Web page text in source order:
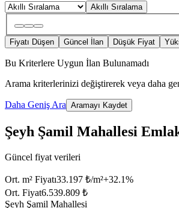
Akıllı Sıralama
Fiyatı Düşen Güncel İlan Düşük Fiyat
Bu Kriterlere Uygun İlan Bulunamadı
Arama kriterlerinizi değiştirerek veya daha
Daha Geniş Ara Aramayı Kaydet
Şeyh Şamil Mahallesi
Güncel fiyat verileri
Ort. m² Fiyatı33.197 ₺/m²+32.1%
Ort. Fiyat6.539.809 ₺
Şeyh Şamil Mahallesi